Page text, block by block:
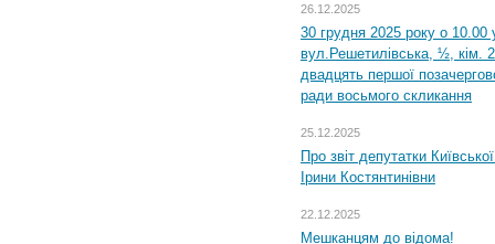
26.12.2025
30 грудня 2025 року о 10.00
вул.Решетилівська, ½, кім.
двадцять першої
ради восьмого скликання
25.12.2025
Про звіт депутатки
Ірини Костянтинівни
22.12.2025
Мешканцям до відома!